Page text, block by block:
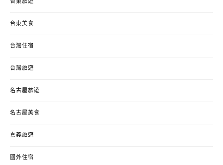
台東美食
台灣住宿
台灣旅遊
名古屋旅遊
名古屋美食
嘉義旅遊
國外住宿